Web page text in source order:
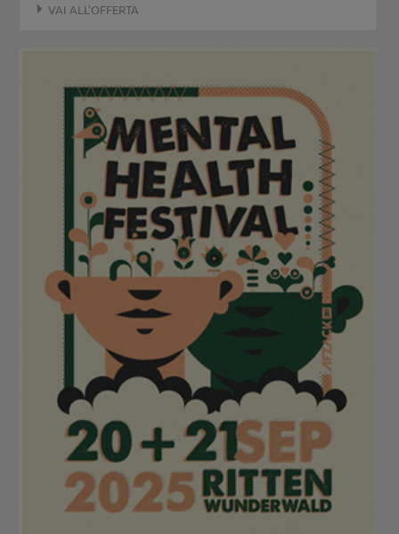
VAI ALL'OFFERTA